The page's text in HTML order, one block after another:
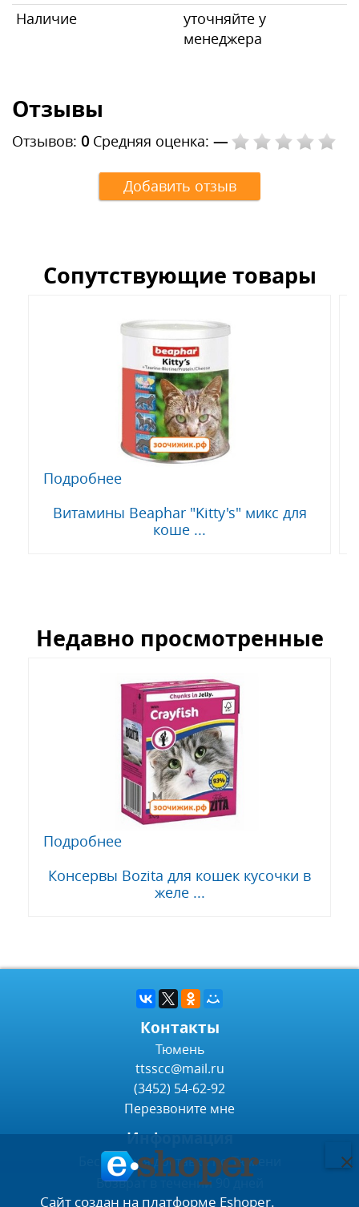
Наличие
уточняйте у
менеджера
Отзывы
Отзывов: 0 Средняя оценка: —
Добавить отзыв
Сопутствующие товары
Подробнее
Витамины Beaphar "Kitty's" микс для
коше ...
Недавно просмотренные
Подробнее
Консервы Bozita для кошек кусочки в
желе ...
Контакты
Тюмень
ttsscc@mail.ru
(3452) 54-62-92
Перезвоните мне
Информация
Бесплатная доставка по Тюмени
Возврат в течении 90 дней
Сайт создан на платформе Eshoper.